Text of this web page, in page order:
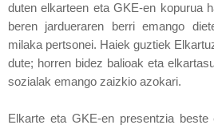
duten elkarteen eta GKE-en kopurua
beren jardueraren berri emango
milaka pertsonei. Haiek guztiek
dute; horren bidez balioak eta
sozialak emango zaizkio azokari.
Elkarte eta GKE-en presentzia